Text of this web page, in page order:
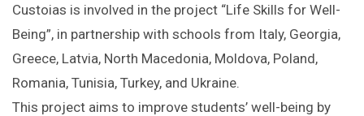
Custoias is involved in the project “Life Skills for Well-
Being”, in partnership with schools from Italy, Georgia,
Greece, Latvia, North Macedonia, Moldova, Poland,
Romania, Tunisia, Turkey, and Ukraine.
This project aims to improve students’ well-being by